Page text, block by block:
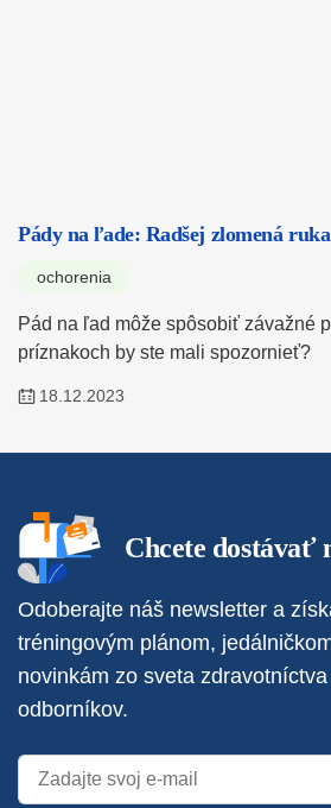
Pády na ľade: Radšej zlomená
ochorenia
Pád na ľad môže spôsobiť závažné
príznakoch by ste mali spozornieť?
18.12.2023
Chcete dostávať
Odoberajte náš newsletter a
tréningovým plánom,
novinkám zo sveta
odborníkov.